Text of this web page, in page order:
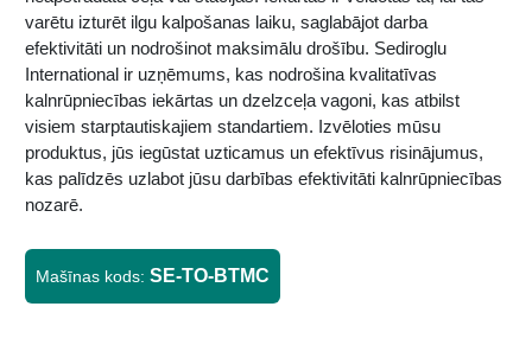
varētu izturēt ilgu kalpošanas laiku, saglabājot darba
efektivitāti un nodrošinot maksimālu drošību. Sediroglu
International ir uzņēmums, kas nodrošina kvalitatīvas
kalnrūpniecības iekārtas un dzelzceļa vagoni, kas atbilst
visiem starptautiskajiem standartiem. Izvēloties mūsu
produktus, jūs iegūstat uzticamus un efektīvus risinājumus,
kas palīdzēs uzlabot jūsu darbības efektivitāti kalnrūpniecības
nozarē.
Mašīnas kods: SE-TO-BTMC